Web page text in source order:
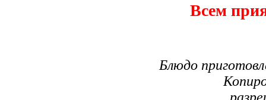
Всем
Блюдо